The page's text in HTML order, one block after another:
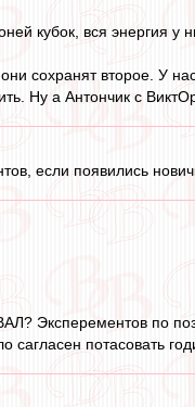
кубок, вся энергия у
сохранят второе. У
Ну а Антончик с
если появились
Эксперементов по
сагласен потасовать